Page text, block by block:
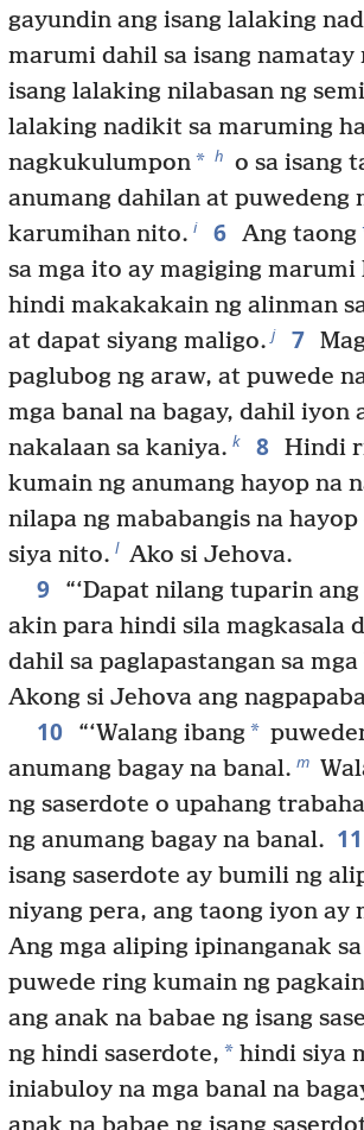
gayundin ang isang lalaking
marumi dahil sa isang namatay
isang lalaking nilabasan ng
lalaking nadikit sa maruming
nagkukulumpon* h o sa isang
anumang dahilan at puwedeng
karumihan nito. i 6 Ang taong
sa mga ito ay magiging marumi
hindi makakakain ng alinman
at dapat siyang maligo. j 7
paglubog ng araw, at puwede
mga banal na bagay, dahil iyon
nakalaan sa kaniya. k 8 Hindi
kumain ng anumang hayop na
nilapa ng mababangis na
siya nito. l Ako si Jehova.
9
“‘Dapat nilang tuparin
akin para hindi sila magkasala
dahil sa paglapastangan sa
Akong si Jehova ang
10 “‘Walang ibang*
anumang bagay na banal. m
ng saserdote o upahang
ng anumang bagay na banal. 11
isang saserdote ay bumili ng
niyang pera, ang taong iyon ay
Ang mga aliping ipinanganak
puwede ring kumain ng
ang anak na babae ng isang
ng hindi saserdote, * hindi siya
iniabuloy na mga banal na